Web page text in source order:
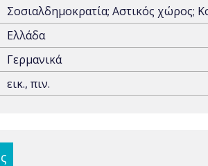
Σοσιαλδημοκρατία; Αστικός χώρος;
Ελλάδα
Γερμανικά
εικ., πιν.